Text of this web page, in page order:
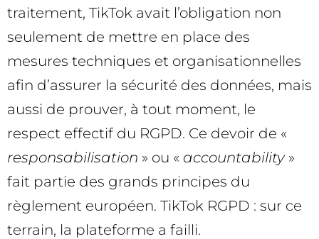
traitement, TikTok avait l’obligation non
seulement de mettre en place des
mesures techniques et organisationnelles
afin d’assurer la sécurité des données, mais
aussi de prouver, à tout moment, le
respect effectif du RGPD. Ce devoir de «
responsabilisation » ou « accountability»
fait partie des grands principes du
règlement européen. TikTok RGPD : sur ce
terrain, la plateforme a failli.